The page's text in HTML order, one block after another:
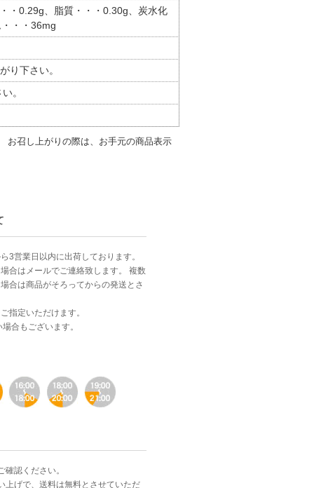
・0.29g、脂質・・・0.30g、炭水化
・・36mg
り下さい。
。
お召し上がりの際は、お手元の商品表示
3営業日以内に出荷しております。
合はメールでご連絡致します。 複数
合は商品がそろってからの発送とさ
指定いただけます。
合もございます。
確認ください。
上げで、送料は無料とさせていただ